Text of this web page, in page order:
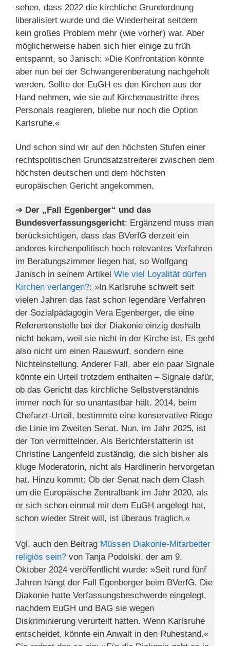
sehen, dass 2022 die kirchliche Grundordnung
liberalisiert wurde und die Wiederheirat seitdem
kein großes Problem mehr (wie vorher) war. Aber
möglicherweise haben sich hier einige zu früh
entspannt, so Janisch: »Die Konfrontation könnte
aber nun bei der Schwangerenberatung nachgeholt
werden. Sollte der EuGH es den Kirchen aus der
Hand nehmen, wie sie auf Kirchenaustritte ihres
Personals reagieren, bliebe nur noch die Option
Karlsruhe.«
Und schon sind wir auf den höchsten Stufen einer
rechtspolitischen Grundsatzstreiterei zwischen dem
höchsten deutschen und dem höchsten
europäischen Gericht angekommen.
➔ Der „Fall Egenberger“ und das
Bundesverfassungsgericht: Ergänzend muss man
berücksichtigen, dass das BVerfG derzeit ein
anderes kirchenpolitisch hoch relevantes Verfahren
im Beratungszimmer liegen hat, so Wolfgang
Janisch in seinem Artikel Wie viel Loyalität dürfen
Kirchen verlangen?: »In Karlsruhe schwelt seit
vielen Jahren das fast schon legendäre Verfahren
der Sozialpädagogin Vera Egenberger, die eine
Referentenstelle bei der Diakonie einzig deshalb
nicht bekam, weil sie nicht in der Kirche ist. Es geht
also nicht um einen Rauswurf, sondern eine
Nichteinstellung. Anderer Fall, aber ein paar Signale
könnte ein Urteil trotzdem enthalten – Signale dafür,
ob das Gericht das kirchliche Selbstverständnis
immer noch für so unantastbar hält. 2014, beim
Chefarzt-Urteil, bestimmte eine konservative Riege
die Linie im Zweiten Senat. Nun, im Jahr 2025, ist
der Ton vermittelnder. Als Berichterstatterin ist
Christine Langenfeld zuständig, die sich bisher als
kluge Moderatorin, nicht als Hardlinerin hervorgetan
hat. Hinzu kommt: Ob der Senat nach dem Clash
um die Europäische Zentralbank im Jahr 2020, als
er sich schon einmal mit dem EuGH angelegt hat,
schon wieder Streit will, ist überaus fraglich.«
Vgl. auch den Beitrag Müssen Dia­konie-Mit­ar­beiter
reli­giös sein? von Tanja Podolski, der am 9.
Oktober 2024 veröffentlicht wurde: »Seit rund fünf
Jahren hängt der Fall Egenberger beim BVerfG. Die
Diakonie hatte Verfassungsbeschwerde eingelegt,
nachdem EuGH und BAG sie wegen
Diskriminierung verurteilt hatten. Wenn Karlsruhe
entscheidet, könnte ein Anwalt in den Ruhestand.«